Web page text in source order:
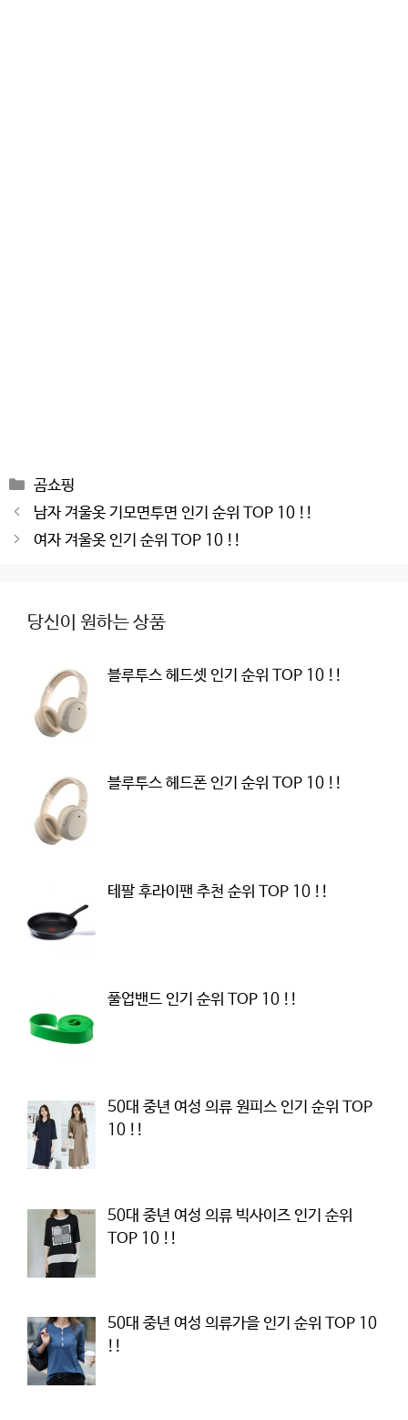
Categories
곰쇼핑
Post
navigation
남자 겨울옷 기모면투면 인기 순위 TOP 10 !!
여자 겨울옷 인기 순위 TOP 10 !!
당신이 원하는 상품
블루투스 헤드셋 인기 순위 TOP 10 !!
블루투스 헤드폰 인기 순위 TOP 10 !!
테팔 후라이팬 추천 순위 TOP 10 !!
풀업밴드 인기 순위 TOP 10 !!
50대 중년 여성 의류 원피스 인기 순위 TOP
10 !!
50대 중년 여성 의류 빅사이즈 인기 순위
TOP 10 !!
50대 중년 여성 의류가을 인기 순위 TOP 10
!!